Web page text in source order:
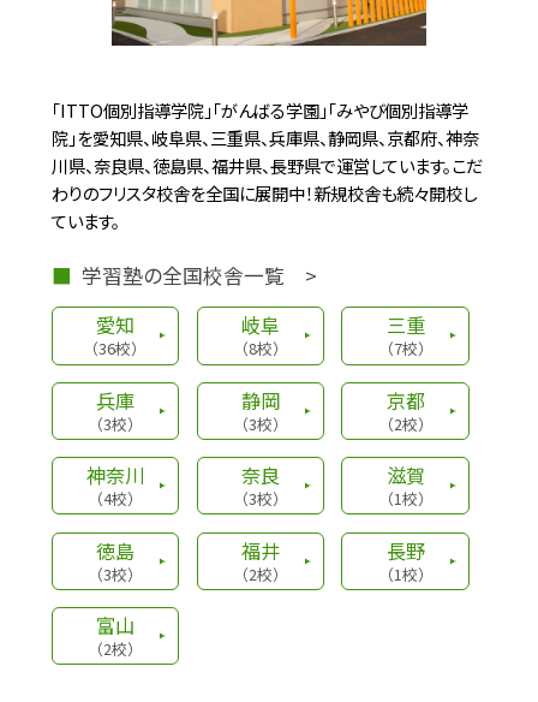
住所：福井県坂井市春江町為国西の宮27-
1
学習塾
みやび個別指導学院 四日市泊校 新規開校！
2024.6.8
三重県四日市市にみやび個別指導学院 四
日市泊校が新規開校しました！
住所：三重県四日市市泊町5番10-1号
電話番号：059-337-8078
英会話
NOVAバイリンガルKIDS 四日市泊校 新規
開校！
2024.6.8
「ITTO個別指導学院」「がんばる学園」「みやび個別指導学
院」を愛知県、岐阜県、三重県、兵庫県、静岡県、京都府、神奈
川県、奈良県、徳島県、福井県、長野県で運営しています。こだ
わりのフリスタ校舎を全国に展開中！新規校舎も続々開校し
ています。
学習塾の全国校舎一覧 >
愛知
（36校）
岐阜
（8校）
三重
（7校）
兵庫
（3校）
静岡
（3校）
京都
（2校）
神奈川
（4校）
奈良
（3校）
滋賀
（1校）
徳島
（3校）
福井
（2校）
長野
（1校）
富山
（2校）